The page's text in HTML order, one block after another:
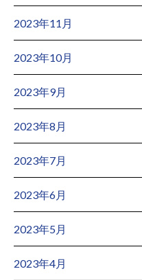
2023年11月
2023年10月
2023年9月
2023年8月
2023年7月
2023年6月
2023年5月
2023年4月